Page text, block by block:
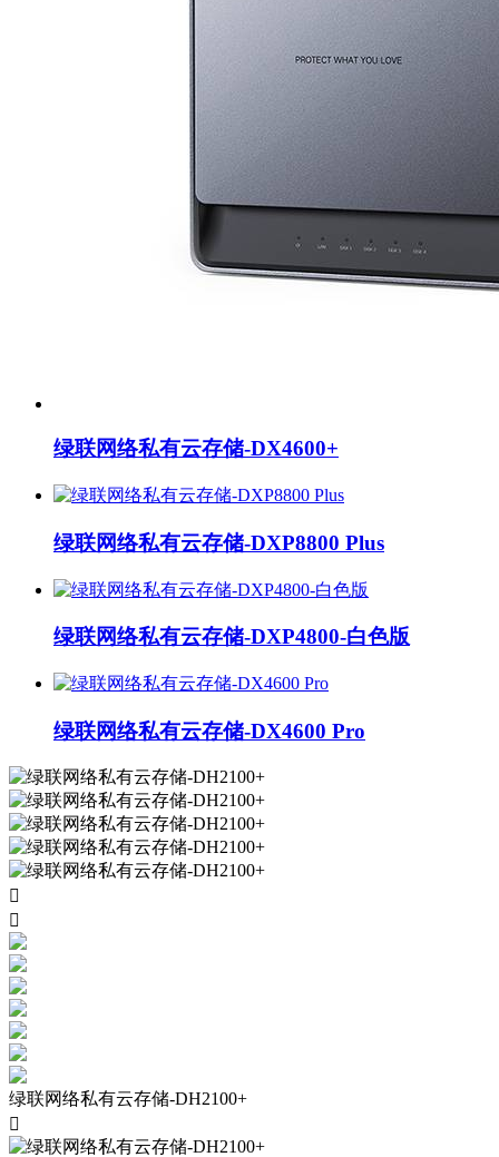
绿联网络私有云存储-DX4600+
绿联网络私有云存储-DXP8800 Plus
绿联网络私有云存储-DXP4800-白色版
绿联网络私有云存储-DX4600 Pro


绿联网络私有云存储-DH2100+
